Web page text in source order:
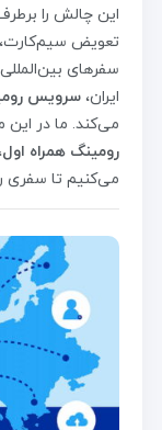
این چالش را
تعویض سیم‌کارت،
سفرهای بین‌المللی
ایران، سرویس
می‌کند. ما در این
رومینگ همراه اول
می‌کنیم تا سفری